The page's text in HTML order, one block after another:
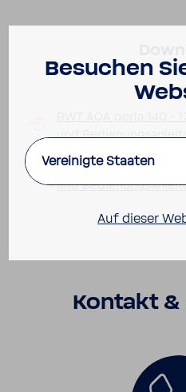
und
BWT AQA perla 210 -
und
Kontakt &
Besu­chen
Vereinigte Staaten
Auf dieser